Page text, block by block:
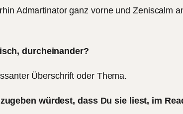
Admartinator ganz vorne und Zeniscalm
durcheinander?
Überschrift oder Thema.
würdest, dass Du sie liest, im